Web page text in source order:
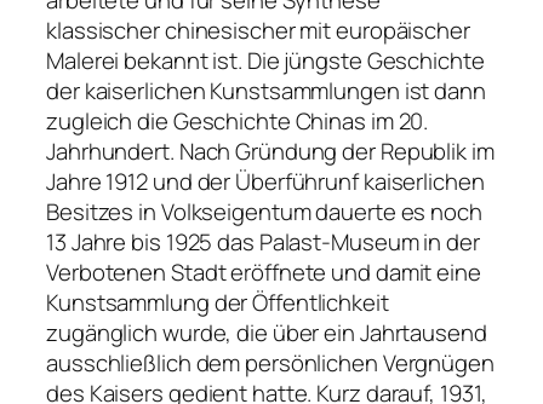
klassischer chinesischer mit europäischer
Malerei bekannt ist. Die jüngste Geschichte
der kaiserlichen Kunstsammlungen ist dann
zugleich die Geschichte Chinas im 20.
Jahrhundert. Nach Gründung der Republik im
Jahre 1912 und der Überführunf kaiserlichen
Besitzes in Volkseigentum dauerte es noch
13 Jahre bis 1925 das Palast-Museum in der
Verbotenen Stadt eröffnete und damit eine
Kunstsammlung der Öffentlichkeit
zugänglich wurde, die über ein Jahrtausend
ausschließlich dem persönlichen Vergnügen
des Kaisers gedient hatte. Kurz darauf, 1931,